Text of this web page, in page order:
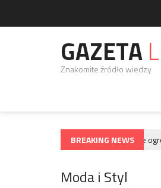
GAZETA
Znakomite źródło wiedzy
BREAKING NEWS
MODA I STYL Najładniejsze
Moda i Styl